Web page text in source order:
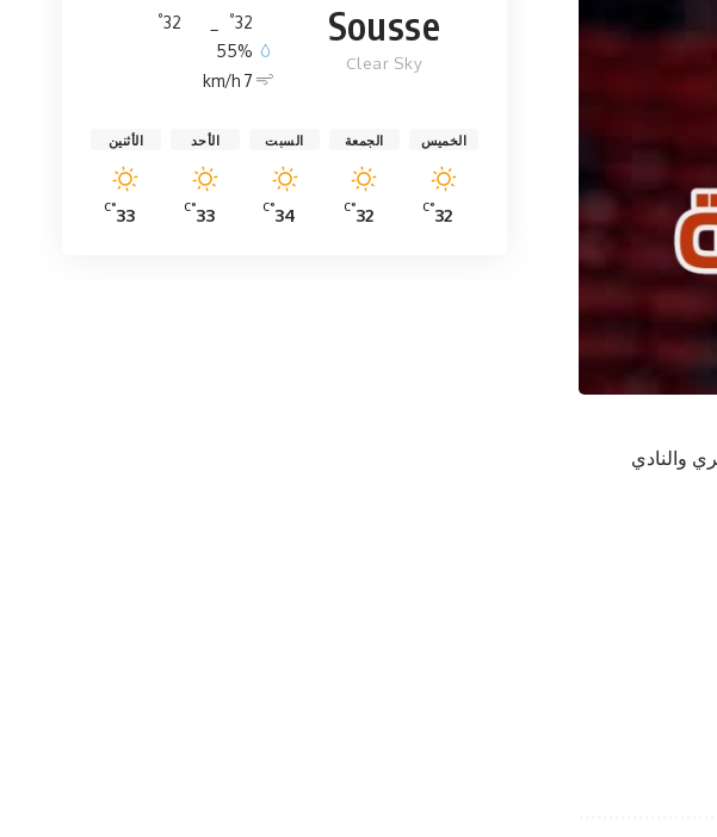
والنادي
Sousse
Clear Sky
32
°
32
°
55%
7 km/h
الخميس
32
°C
الجمعة
32
°C
السبت
34
°C
الأحد
33
°C
الأثنين
33
°C